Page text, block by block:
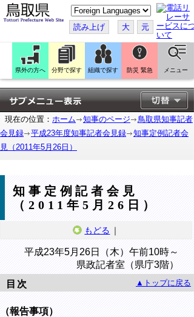
こ
の
ペ
ー
ジ
翻
訳
す
る
読み上げ 大 元
県外の方へ 分野で探す 組織で探す 防災 緊急 メニュー
現在の位置： ホーム 知事のページ
鳥取県知事記者
会見録
平成23年度知事記者会見録
知事定例記者会
見（2011年5月26日）
知事定例記者会見
（2011年5月26日）
もどる ｜
平成23年5月26日（木）午前10時～
県政記者室（県庁3階）
目次
▲トップに戻る
（報告事項）